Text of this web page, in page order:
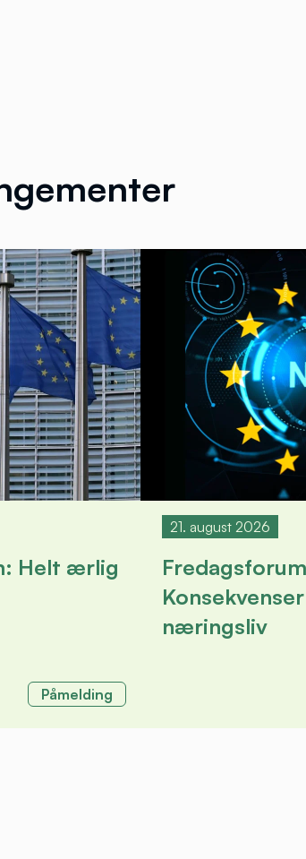
Helt ærlig
Påmelding
21. august 2026
næringsliv